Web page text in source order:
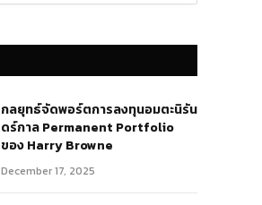
กลยุทธ์​จัดพอร์ตการลงทุนอมตะนิรัน
ดร์กาล Permanent Portfolio
ของ Harry Browne
December 17, 2025